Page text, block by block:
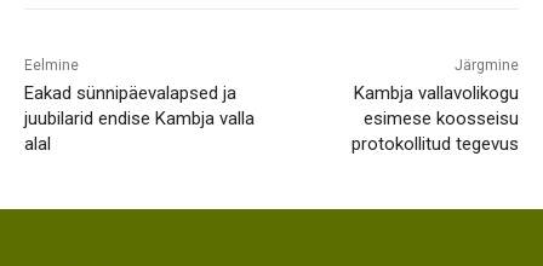
Eelmine
Eakad sünnipäevalapsed ja
juubilarid endise Kambja valla
alal
Järgmine
Kambja vallavolikogu
esimese koosseisu
protokollitud tegevus